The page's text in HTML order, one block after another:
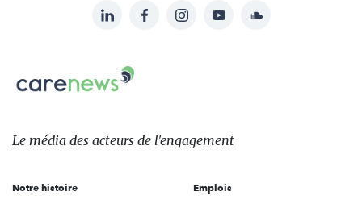
sur:
LinkedInFacebookInstagramYouTubeSoundcloud
Le
des
l'engagement
Le média des acteurs de l'engagement
Notre histoire
Emplois